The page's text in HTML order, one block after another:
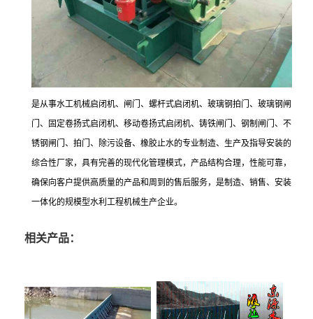
是从事水工机械启闭机、闸门、螺杆式启闭机、玻璃钢拍门、玻璃钢闸
门、固定卷扬式启闭机、移动卷扬式启闭机、铸铁闸门、钢制闸门、不
锈钢闸门、拍门、除污设备、橡胶止水的专业制造、生产及指导安装的
综合性厂家，具有完善的现代化管理模式，产品结构合理，性能可靠，
确保向客户提供高质量的产品和周到的售后服务，是制造、销售、安装
一体化的规模型水利工程机械生产企业。
相关产品：